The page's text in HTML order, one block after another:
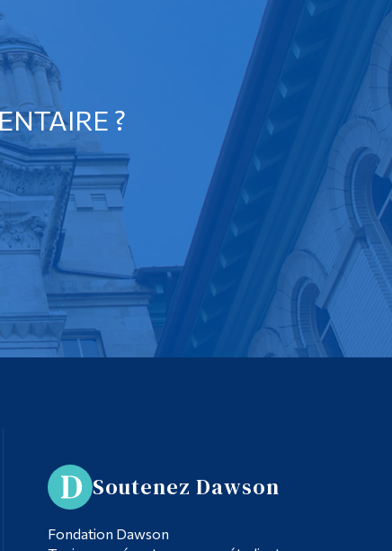
?
Soutenez Dawson
Fondation Dawson